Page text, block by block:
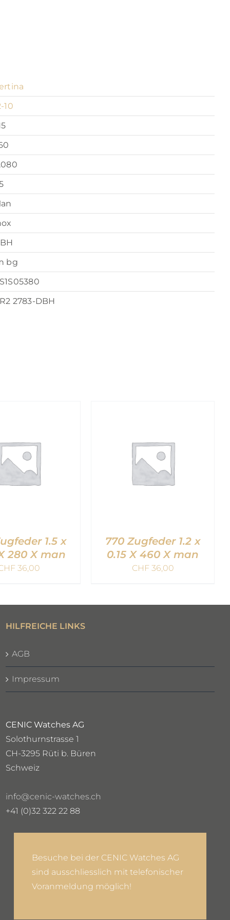
10
bg
2783-DBH
1.5 x
280 X man
36,00
770 Zugfeder 1.2 x
0.15 X 460 X man
CHF36,00
HILFREICHE LINKS
AGB
Impressum
CENIC Watches AG
Solothurnstrasse 1
CH-3295 Rüti b. Büren
Schweiz
info@cenic-watches.ch
+41 (0)32 322 22 88
Besuche bei der CENIC Watches AG
sind ausschliesslich mit telefonischer
Voranmeldung möglich!